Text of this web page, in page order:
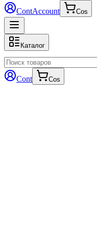
ContAccount Cos
Каталог
Cont Cos